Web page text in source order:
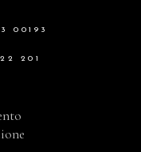
00193
201